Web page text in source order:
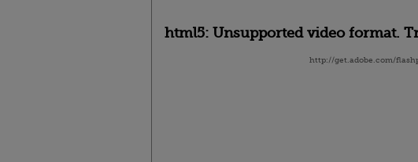
html5: Unsupported video format.
http://get.adobe.com/